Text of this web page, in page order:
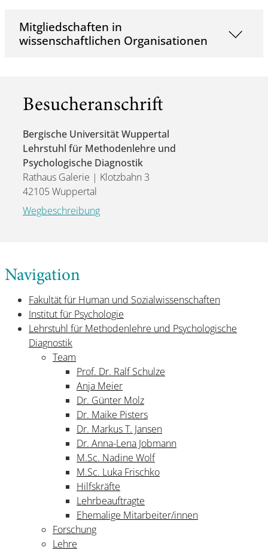
Mitgliedschaften in
wissenschaftlichen Organisationen
Besucheranschrift
Bergische Universität Wuppertal
Lehrstuhl für Methodenlehre und
Psychologische Diagnostik
Rathaus Galerie | Klotzbahn 3
42105 Wuppertal
Wegbeschreibung
Navigation
Fakultät für Human und Sozialwissenschaften
Institut für Psychologie
Lehrstuhl für Methodenlehre und Psychologische
Diagnostik
Team
Prof. Dr. Ralf Schulze
Anja Meier
Dr. Günter Molz
Dr. Maike Pisters
Dr. Markus T. Jansen
Dr. Anna-Lena Jobmann
M.Sc. Nadine Wolf
M.Sc. Luka Frischko
Hilfskräfte
Lehrbeauftragte
Ehemalige Mitarbeiter/innen
Forschung
Lehre